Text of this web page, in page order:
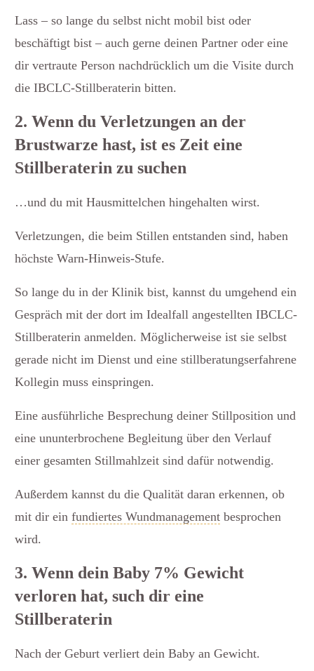
Lass – so lange du selbst nicht mobil bist oder
beschäftigt bist – auch gerne deinen Partner oder eine
dir vertraute Person nachdrücklich um die Visite durch
die IBCLC-Stillberaterin bitten.
2. Wenn du Verletzungen an der
Brustwarze hast, ist es Zeit eine
Stillberaterin zu suchen
…und du mit Hausmittelchen hingehalten wirst.
Verletzungen, die beim Stillen entstanden sind, haben
höchste Warn-Hinweis-Stufe.
So lange du in der Klinik bist, kannst du umgehend ein
Gespräch mit der dort im Idealfall angestellten IBCLC-
Stillberaterin anmelden. Möglicherweise ist sie selbst
gerade nicht im Dienst und eine stillberatungserfahrene
Kollegin muss einspringen.
Eine ausführliche Besprechung deiner Stillposition und
eine ununterbrochene Begleitung über den Verlauf
einer gesamten Stillmahlzeit sind dafür notwendig.
Außerdem kannst du die Qualität daran erkennen, ob
mit dir ein fundiertes Wundmanagement besprochen
wird.
3. Wenn dein Baby 7% Gewicht
verloren hat, such dir eine
Stillberaterin
Nach der Geburt verliert dein Baby an Gewicht.